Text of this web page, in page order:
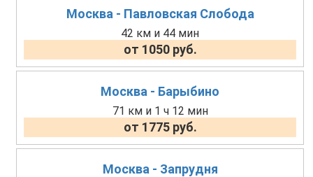
Москва - Павловская Слобода
42 км и 44 мин
от 1050 руб.
Москва - Барыбино
71 км и 1 ч 12 мин
от 1775 руб.
Москва - Запрудня